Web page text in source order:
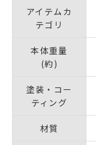
アイテムカ
テゴリ
本体重量
(約)
塗装・コー
ティング
材質